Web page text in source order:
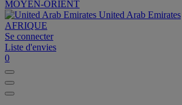
MOYEN-ORIENT
United Arab Emirates
AFRIQUE
Se connecter
Liste d'envies
0